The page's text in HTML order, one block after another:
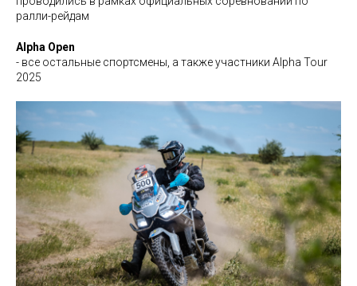
ралли-рейдам
Alpha Open
- все остальные спортсмены, а также участники Alpha Tour
2025